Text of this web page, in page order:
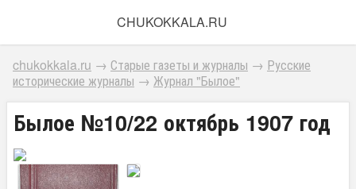
CHUKOKKALA.RU
chukokkala.ru → Старые газеты и журналы → Русские
исторические журналы → Журнал "Былое"
Былое №10/22 октябрь 1907 год